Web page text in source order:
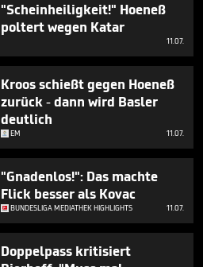
"Scheinheiligkeit!" Hoeneß
poltert wegen Katar
11.07.
Kroos schießt gegen Hoeneß
zurück - dann wird Basler
deutlich
EM 11.07.
"Gnadenlos!": Das machte
Flick besser als Kovac
BUNDESLIGA MEDIATHEK HIGHLIGHTS 11.07.
Doppelpass kritisiert